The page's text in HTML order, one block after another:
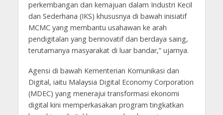
perkembangan dan kemajuan dalam Industri Kecil
dan Sederhana (IKS) khususnya di bawah inisiatif
MCMC yang membantu usahawan ke arah
pendigitalan yang berinovatif dan berdaya saing,
terutamanya masyarakat di luar bandar,” ujarnya.
Agensi di bawah Kementerian Komunikasi dan
Digital, iaitu Malaysia Digital Economy Corporation
(MDEC) yang menerajui transformasi ekonomi
digital kini memperkasakan program tingkatkan